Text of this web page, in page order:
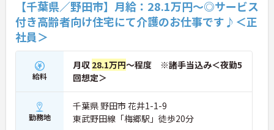
【千葉県／野田市】月給：28.1万円～◎サービス
付き高齢者向け住宅にて介護のお仕事です♪＜正
社員＞
給料
月収 28.1万円～程度 ※諸手当込み＜夜勤5
回想定＞
勤務地
千葉県 野田市 花井1-1-9
東武野田線「梅郷駅」徒歩20分